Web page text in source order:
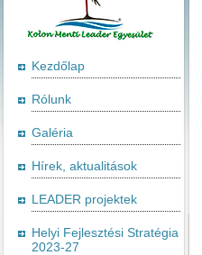
Kezdőlap
Rólunk
Galéria
Hírek, aktualitások
LEADER projektek
Helyi Fejlesztési Stratégia
2023-27